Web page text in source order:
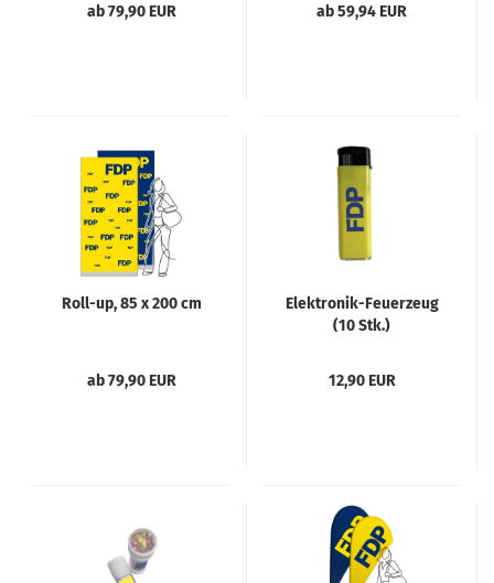
ab 79,90 EUR ab 59,94 EUR
Roll-up, 85 x 200 cm
ab 79,90 EUR
Elektronik-Feuerzeug
(10 Stk.)
12,90 EUR